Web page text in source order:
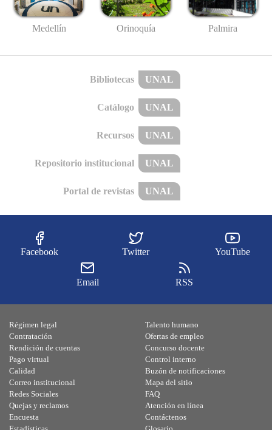
Medellín Orinoquía Palmira
Bibliotecas UNAL
Catálogo UNAL
Recursos UNAL
Repositorio institucional UNAL
Portal de revistas UNAL
Facebook Twitter YouTube
Email RSS
Régimen legal
Contratación
Rendición de cuentas
Pago virtual
Calidad
Talento humano
Ofertas de empleo
Concurso docente
Control interno
Buzón de notificaciones
Correo institucional
Redes Sociales
Quejas y reclamos
Encuesta
Mapa del sitio
FAQ
Atención en línea
Contáctenos